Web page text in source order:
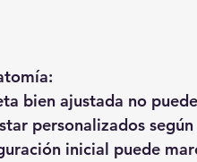
bien ajustada no
personalizados
inicial puede